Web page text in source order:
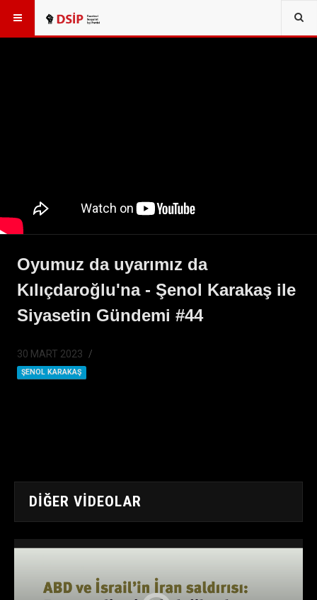
Oyumuz da uyarımız da
Kılıçdaroğlu'na - Şenol Karakaş ile
Siyasetin Gündemi #44
30 MART 2023
ŞENOL KARAKAŞ
DIĞER VIDEOLAR